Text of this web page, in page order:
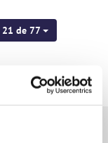
de 77